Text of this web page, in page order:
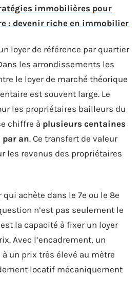
immobilières pour
: devenir riche en immobilier
loyer de référence par quartier
les arrondissements les
le loyer de marché théorique
est souvent large. Le
les propriétaires bailleurs du
chiffre à plusieurs centaines
par an. Ce transfert de valeur
les revenus des propriétaires
achète dans le 7e ou le 8e
n’est pas seulement le
la capacité à fixer un loyer
Avec l’encadrement, un
un prix très élevé au mètre
locatif mécaniquement